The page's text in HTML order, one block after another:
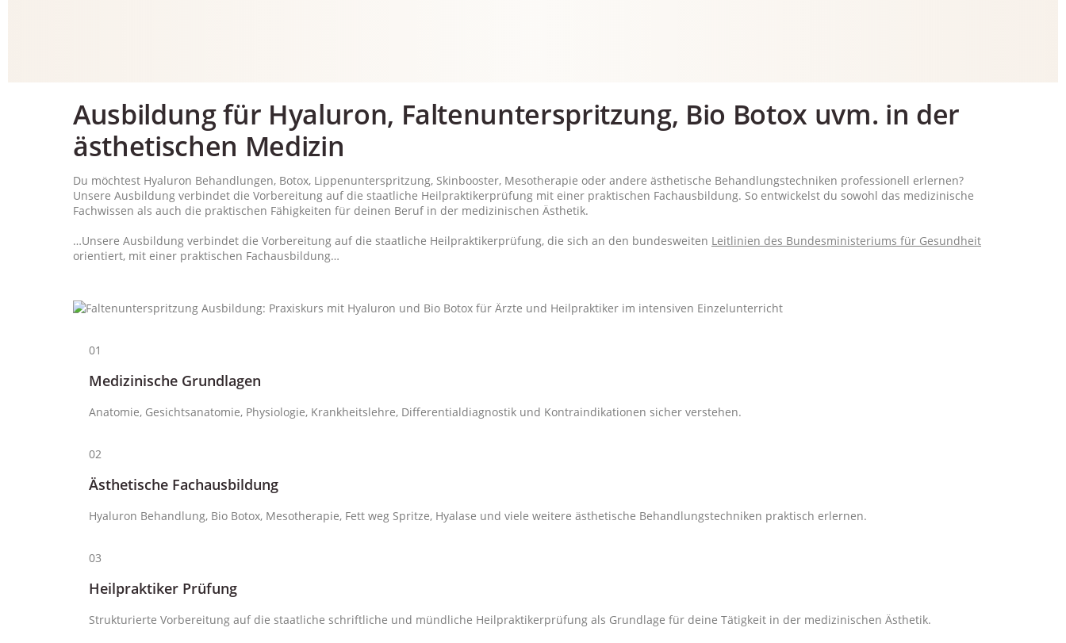
Ausbildung für Hyaluron, Faltenunterspritzung, Bio Botox uvm. in der
ästhetischen Medizin
Du möchtest Hyaluron Behandlungen, Botox, Lippenunterspritzung, Skinbooster, Mesotherapie oder andere ästhetische Behandlungstechniken professionell erlernen?
Unsere Ausbildung verbindet die Vorbereitung auf die staatliche Heilpraktikerprüfung mit einer praktischen Fachausbildung. So entwickelst du sowohl das medizinische
Fachwissen als auch die praktischen Fähigkeiten für deinen Beruf in der medizinischen Ästhetik.
…Unsere Ausbildung verbindet die Vorbereitung auf die staatliche Heilpraktikerprüfung, die sich an den bundesweiten Leitlinien des Bundesministeriums für Gesundheit
orientiert, mit einer praktischen Fachausbildung…
01
Medizinische Grundlagen
Anatomie, Gesichtsanatomie, Physiologie, Krankheitslehre, Differentialdiagnostik und Kontraindikationen sicher verstehen.
02
Ästhetische Fachausbildung
Hyaluron Behandlung, Bio Botox, Mesotherapie, Fett weg Spritze, Hyalase und viele weitere ästhetische Behandlungstechniken praktisch erlernen.
03
Heilpraktiker Prüfung
Strukturierte Vorbereitung auf die staatliche schriftliche und mündliche Heilpraktikerprüfung als Grundlage für deine Tätigkeit in der medizinischen Ästhetik.